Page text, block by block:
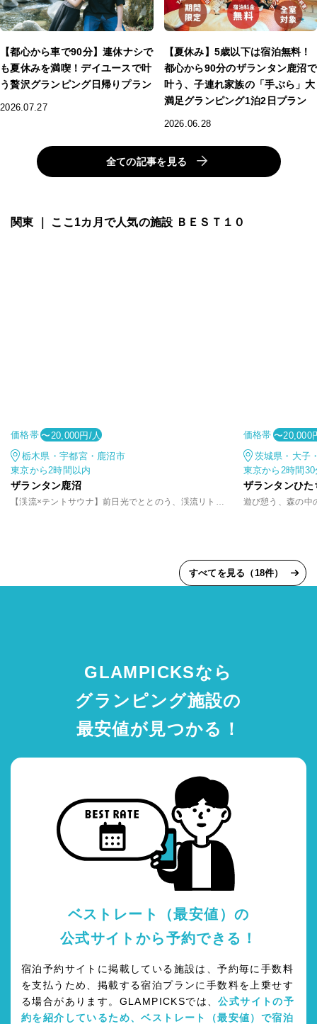
【都心から車で90分】連休ナシで
も夏休みを満喫！デイユースで叶
う贅沢グランピング日帰りプラン
2026.07.27
【夏休み】5歳以下は宿泊無料！
都心から90分のザランタン鹿沼で
叶う、子連れ家族の「手ぶら」大
満足グランピング1泊2日プラン
2026.06.28
全ての記事を見る
関東 ｜ ここ1カ月で人気の施設 ＢＥＳＴ１０
価格帯 〜20,000円/人
栃木県・宇都宮・鹿沼市
東京から2時間以内
ザランタン鹿沼
【渓流×テントサウナ】前日光でととのう、渓流リトリート
価格帯 〜20,000
茨城県・大子
東京から2時間
ザランタンひ
すべてを見る（18件）
GLAMPICKSなら
グランピング施設の
最安値が見つかる！
ベストレート（最安値）の
公式サイトから予約できる！
宿泊予約サイトに掲載している施設は、予約毎に手数料
を支払うため、掲載する宿泊プランに手数料を上乗せす
る場合があります。GLAMPICKSでは、公式サイトの予
約を紹介しているため、ベストレート（最安値）で宿泊